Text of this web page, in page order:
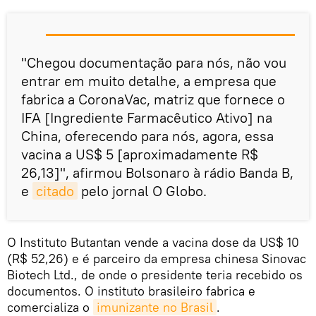
"Chegou documentação para nós, não vou
entrar em muito detalhe, a empresa que
fabrica a CoronaVac, matriz que fornece o
IFA [Ingrediente Farmacêutico Ativo] na
China, oferecendo para nós, agora, essa
vacina a US$ 5 [aproximadamente R$
26,13]", afirmou Bolsonaro à rádio Banda B,
e citado pelo jornal O Globo.
O Instituto Butantan vende a vacina dose da US$ 10
(R$ 52,26) e é parceiro da empresa chinesa Sinovac
Biotech Ltd., de onde o presidente teria recebido os
documentos. O instituto brasileiro fabrica e
comercializa o imunizante no Brasil .